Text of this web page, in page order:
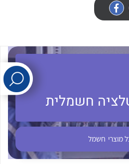
לכל מוצרי היצרן
חשמלית
מוצרי חשמל